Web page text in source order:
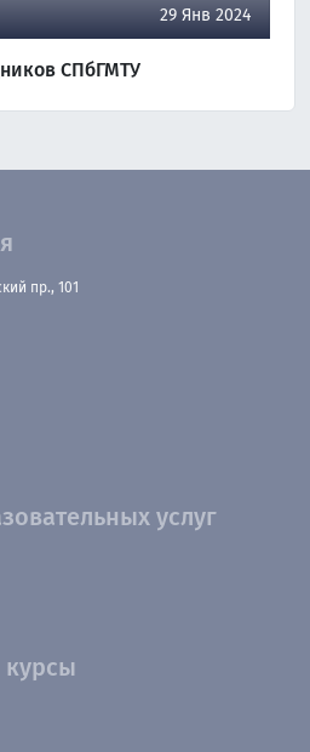
29 Янв 2024
СПбГМТУ
пр., 101
услуг
курсы